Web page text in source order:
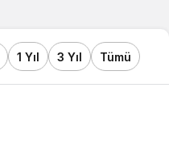
1 Yıl 3 Yıl Tümü